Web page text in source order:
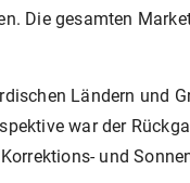
Die gesamten
Ländern und
war der
und